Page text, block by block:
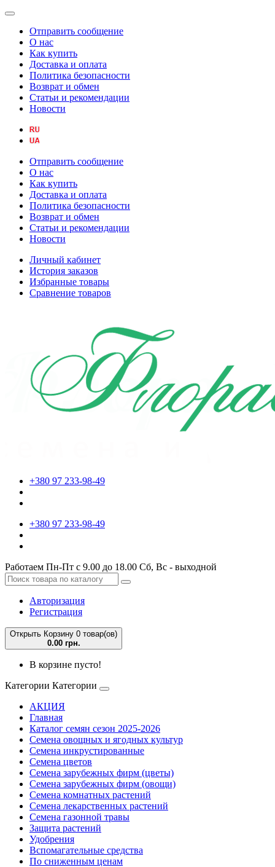
Отправить сообщение
О нас
Как купить
Доставка и оплата
Политика безопасности
Возврат и обмен
Статьи и рекомендации
Новости
Отправить сообщение
О нас
Как купить
Доставка и оплата
Политика безопасности
Возврат и обмен
Статьи и рекомендации
Новости
Личный кабинет
История заказов
Избранные товары
Сравнение товаров
+380 97 233-98-49
+380 97 233-98-49
Работаем Пн-Пт с 9.00 до 18.00 Сб, Вс - выходной
Авторизация
Регистрация
Открыть Корзину 0 товар(ов)
0.00 грн.
В корзине пусто!
Категории Категории
АКЦИЯ
Главная
Каталог семян сезон 2025-2026
Семена овощных и ягодных культур
Семена инкрустированные
Семена цветов
Семена зарубежных фирм (цветы)
Семена зарубежных фирм (овощи)
Семена комнатных растений
Семена лекарственных растений
Семена газонной травы
Защита растений
Удобрения
Вспомагательные средства
По сниженным ценам